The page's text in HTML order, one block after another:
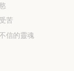
苦
信的靈魂